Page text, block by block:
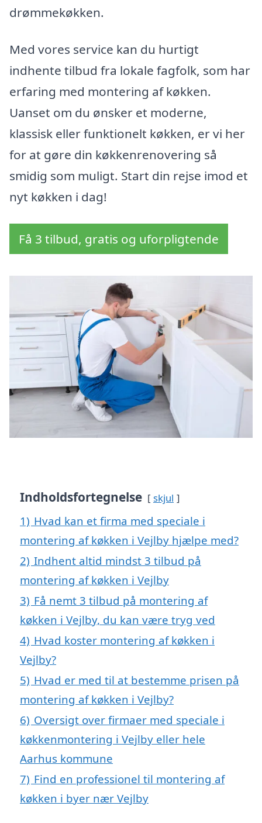
drømmekøkken.
Med vores service kan du hurtigt
indhente tilbud fra lokale fagfolk, som har
erfaring med montering af køkken.
Uanset om du ønsker et moderne,
klassisk eller funktionelt køkken, er vi her
for at gøre din køkkenrenovering så
smidig som muligt. Start din rejse imod et
nyt køkken i dag!
Få 3 tilbud, gratis og uforpligtende
Indholdsfortegnelse skjul
1) Hvad kan et firma med speciale i
montering af køkken i Vejlby hjælpe med?
2) Indhent altid mindst 3 tilbud på
montering af køkken i Vejlby
3) Få nemt 3 tilbud på montering af
køkken i Vejlby, du kan være tryg ved
4) Hvad koster montering af køkken i
Vejlby?
5) Hvad er med til at bestemme prisen på
montering af køkken i Vejlby?
6) Oversigt over firmaer med speciale i
køkkenmontering i Vejlby eller hele
Aarhus kommune
7) Find en professionel til montering af
køkken i byer nær Vejlby